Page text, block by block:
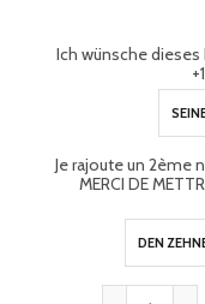
Ich wünsche
Je rajoute un 2ème
MERCI DE